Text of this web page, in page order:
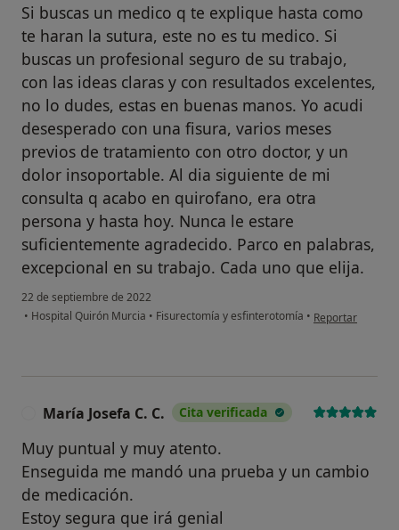
Si buscas un medico q te explique hasta como
te haran la sutura, este no es tu medico. Si
buscas un profesional seguro de su trabajo,
con las ideas claras y con resultados excelentes,
no lo dudes, estas en buenas manos. Yo acudi
desesperado con una fisura, varios meses
previos de tratamiento con otro doctor, y un
dolor insoportable. Al dia siguiente de mi
consulta q acabo en quirofano, era otra
persona y hasta hoy. Nunca le estare
suficientemente agradecido. Parco en palabras,
excepcional en su trabajo. Cada uno que elija.
22 de septiembre de 2022
• Hospital Quirón Murcia • Fisurectomía y esfinterotomía • en opinión del
Reportar
María Josefa C. C. Cita verificada
Muy puntual y muy atento.
Enseguida me mandó una prueba y un cambio
de medicación.
Estoy segura que irá genial